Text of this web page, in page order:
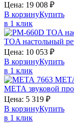
Цена: 19 008 ₽
В корзинуКупить
в 1 клик
TOAнастольный
Цена: 10 053 ₽
В корзинуКупить
в 1 клик
МЕТА звуковой
Цена: 5 319 ₽
В корзинуКупить
в 1 клик